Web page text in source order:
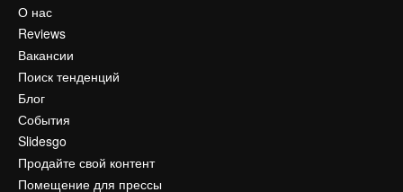
О нас
Reviews
Вакансии
Поиск тенденций
Блог
События
Slidesgo
Продайте свой контент
Помещение для прессы